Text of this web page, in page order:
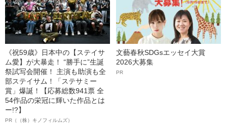
《祝59歳》日本中の【ステイサ
ム愛】が大暴走！ “勝手に”生誕
祭試写会開催！ 主演も助演も全
部ステイサム！「ステサミー
賞」爆誕！【応募総数941票 全
54作品の栄冠に輝いた作品とは
ー!?】
PR（（株）キノフィルムズ）
文藝春秋SDGsエッセイ大賞
2026大募集
PR